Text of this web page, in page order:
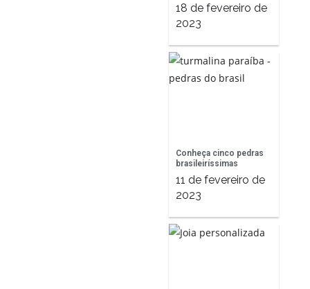
18 de fevereiro de
2023
Conheça cinco pedras
brasileiríssimas
11 de fevereiro de
2023